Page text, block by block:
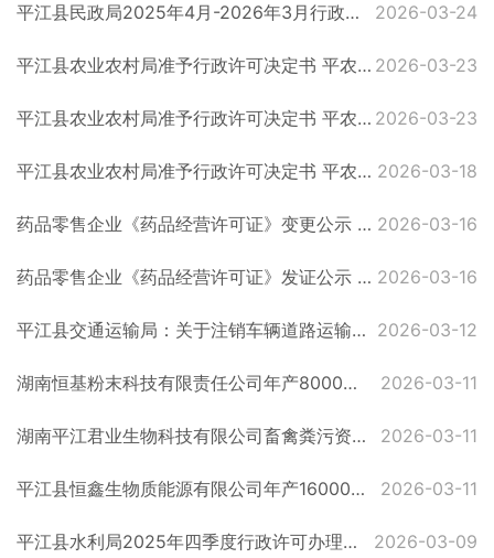
平江县民政局2025年4月-2026年3月行政许可案卷目录 2026-03-24
平江县农业农村局准予行政许可决定书 平农（农药经）准予〔2026〕5号 2026-03-23
平江县农业农村局准予行政许可决定书 平农（农药经）准予〔2026〕6号 2026-03-23
平江县农业农村局准予行政许可决定书 平农（农药经）准予〔2026〕4号 2026-03-18
药品零售企业《药品经营许可证》变更公示 （第26-3-1号） 2026-03-16
药品零售企业《药品经营许可证》发证公示 （第26-B-4号） 2026-03-16
平江县交通运输局：关于注销车辆道路运输证的公告 2026-03-12
湖南恒基粉末科技有限责任公司年产8000吨高性能金属粉末三期建设项目受理公示 2026-03-11
湖南平江君业生物科技有限公司畜禽粪污资源化创制植全素建设项目受理公示 2026-03-11
平江县恒鑫生物质能源有限公司年产16000吨环保生物质压块建设项目受理公示 2026-03-11
平江县水利局2025年四季度行政许可办理台账 2026-03-09